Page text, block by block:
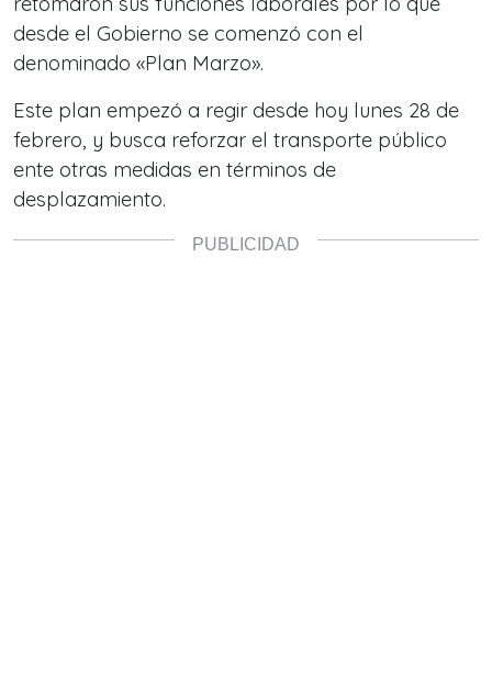
desde el Gobierno se comenzó con el
denominado «Plan Marzo».
Este plan empezó a regir desde hoy lunes 28 de
febrero, y busca reforzar el transporte público
ente otras medidas en términos de
desplazamiento.